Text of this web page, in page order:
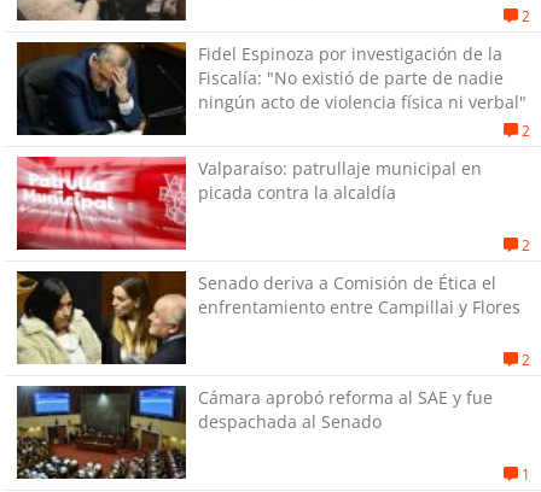
2
Fidel Espinoza por investigación de la
Fiscalía: "No existió de parte de nadie
ningún acto de violencia física ni verbal"
2
Valparaíso: patrullaje municipal en
picada contra la alcaldía
2
Senado deriva a Comisión de Ética el
enfrentamiento entre Campillai y Flores
2
Cámara aprobó reforma al SAE y fue
despachada al Senado
1